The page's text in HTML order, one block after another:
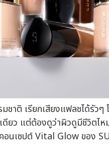
าติ เรียกเสียงแฟลชได้รัวๆ
ยว แต่ต้องดูว่าผิวดูมีชีวิตไ
อนเซปต์ Vital Glow ของ